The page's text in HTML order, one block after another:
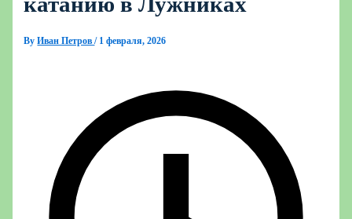
ByИван Петров/ 1 февраля, 2026